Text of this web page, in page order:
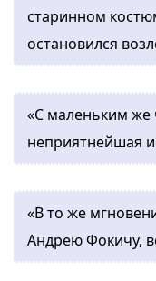
старинном
остановился
«С маленьким же
неприятнейшая
«В то же
Андрею Фокичу,